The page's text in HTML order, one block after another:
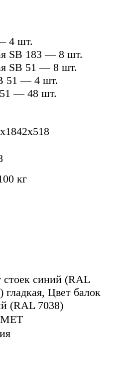
4 шт.
SB 183 — 8 шт.
SB 51 — 8 шт.
51 — 4 шт.
— 48 шт.
кг
стоек синий (RAL
гладкая, Цвет балок
(RAL 7038)